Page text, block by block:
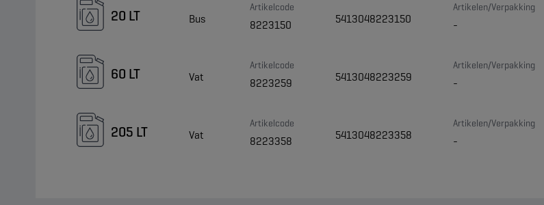
20 LT Bus
Artikelcode
8223150 5413048223150
Artikelen/Verpakking
-
60 LT Vat
Artikelcode
8223259 5413048223259
Artikelen/Verpakking
-
205 LT Vat
Artikelcode
8223358 5413048223358
Artikelen/Verpakking
-